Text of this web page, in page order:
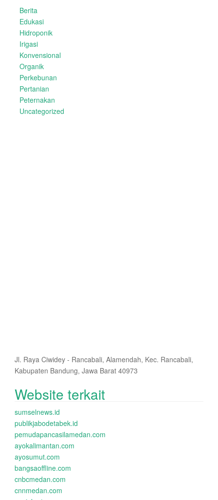
Berita
Edukasi
Hidroponik
Irigasi
Konvensional
Organik
Perkebunan
Pertanian
Peternakan
Uncategorized
Jl. Raya Ciwidey - Rancabali, Alamendah, Kec. Rancabali,
Kabupaten Bandung, Jawa Barat 40973
Website terkait
sumselnews.id
publikjabodetabek.id
pemudapancasilamedan.com
ayokalimantan.com
ayosumut.com
bangsaoffline.com
cnbcmedan.com
cnnmedan.com